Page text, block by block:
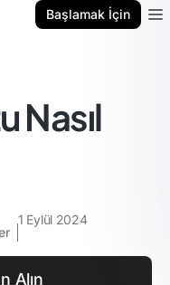
Başlamak İçin
Nasıl
1 Eylül 2024
Alın